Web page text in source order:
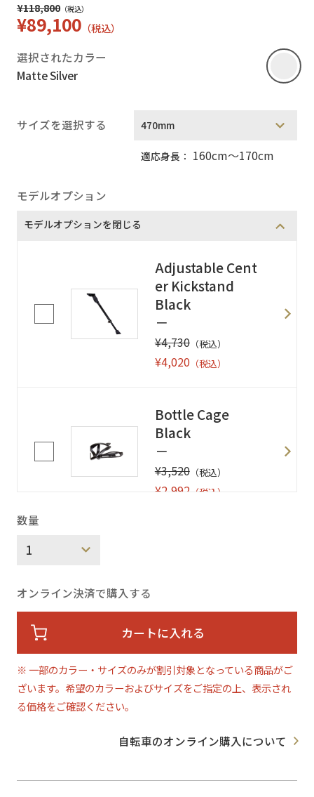
¥118,800（税込）
¥89,100（税込）
選択されたカラー
Matte Silver
サイズを選択する
適応身長： 160cm～170cm
モデルオプション
モデルオプションを閉じる
Adjustable Cent
er Kickstand
Black
－
¥4,730（税込）
¥4,020（税込）
Bottle Cage
Black
－
¥3,520（税込）
¥2,992 （税込）
ETRTO:451 / OL
D:100㎜
¥64,900（税込）
¥55,165（税込）
数量
オンライン決済で購入する
カートに入れる
※ 一部のカラー・サイズのみが割引対象となっている商品がご
ざいます。希望のカラーおよびサイズをご指定の上、表示され
る価格をご確認ください。
自転車のオンライン購入について